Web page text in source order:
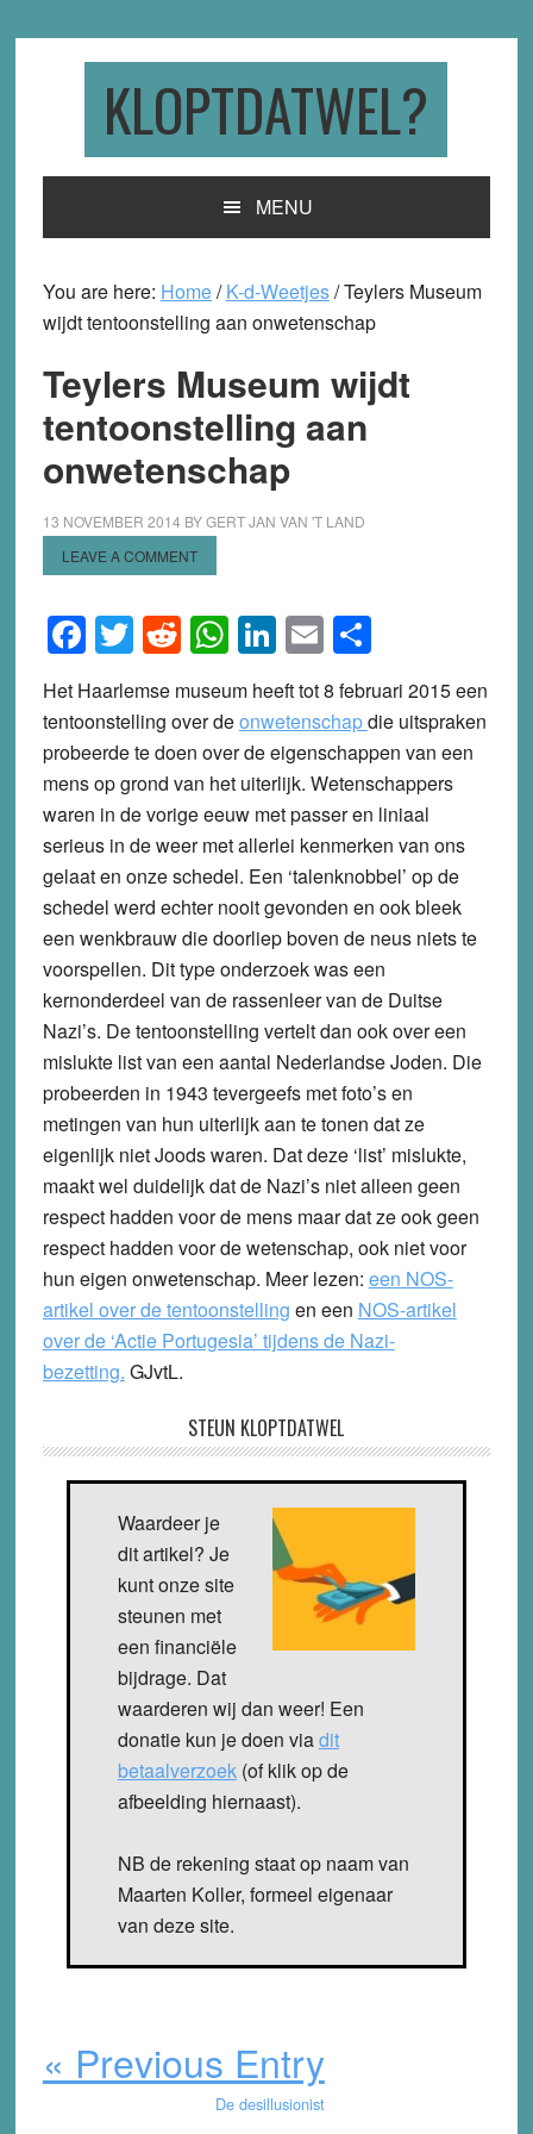
KLOPTDATWEL?
MENU
You are here: Home/ K-d-Weetjes/Teylers Museum
wijdt tentoonstelling aan onwetenschap
Teylers Museum wijdt
tentoonstelling aan
onwetenschap
13 NOVEMBER 2014 BYGERT JAN VAN 'T LAND
LEAVE A COMMENT
Facebook
Twitter
Reddit
WhatsApp
LinkedIn
EmailShare
Het Haarlemse museum heeft tot 8 februari 2015 een
tentoonstelling over deonwetenschapdie uitspraken
probeerde te doen over de eigenschappen van een
mens op grond van het uiterlijk. Wetenschappers
waren in de vorige eeuw met passer en liniaal
serieus in de weer met allerlei kenmerken van ons
gelaat en onze schedel. Een ‘talenknobbel’ op de
schedel werd echter nooit gevonden en ook bleek
een wenkbrauw die doorliep boven de neus niets te
voorspellen. Dit type onderzoek was een
kernonderdeel van de rassenleer van de Duitse
Nazi’s. De tentoonstelling vertelt dan ook over een
mislukte list van een aantal Nederlandse Joden. Die
probeerden in 1943 tevergeefs met foto’s en
metingen van hun uiterlijk aan te tonen dat ze
eigenlijk niet Joods waren. Dat deze ‘list’ mislukte,
maakt wel duidelijk dat de Nazi’s niet alleen geen
respect hadden voor de mens maar dat ze ook geen
respect hadden voor de wetenschap, ook niet voor
hun eigen onwetenschap. Meer lezen: een NOS-
artikel over de tentoonstelling en een NOS-artikel
over de ‘Actie Portugesia’ tijdens de Nazi-
bezetting. GJvtL.
STEUN KLOPTDATWEL
Waardeer je
dit artikel? Je
kunt onze site
steunen met
een financiële
bijdrage. Dat
waarderen wij dan weer! Een
donatie kun je doen viadit
betaalverzoek(of klik op de
afbeelding hiernaast).
NB de rekening staat op naam van
Maarten Koller, formeel eigenaar
van deze site.
« Previous Entry
De desillusionist